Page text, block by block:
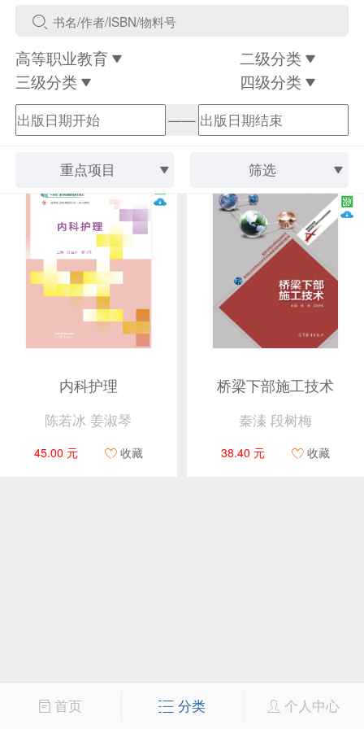
高等职业教育
二级分类
三级分类
四级分类
——
重点项目 筛选
内科护理
陈若冰 姜淑琴
45.00 元 收藏
桥梁下部施工技术
秦溱 段树梅
38.40 元 收藏
首页 分类 个人中心